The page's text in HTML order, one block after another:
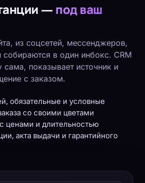
— под ваш
из соцсетей, мессенджеров,
собираются в один инбокс. CRM
сама, показывает источник и
с заказом.
обязательные и условные
со своими цветами
ценами и длительностью
акта выдачи и гарантийного